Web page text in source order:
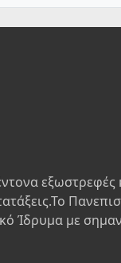
Ίδρυμα με